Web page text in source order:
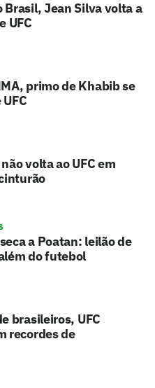
Brasil, Jean Silva volta a
UFC
primo de Khabib se
volta ao UFC em
a Poatan: leilão de
do futebol
brasileiros, UFC
recordes de